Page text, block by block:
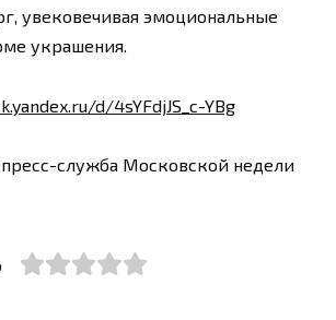
увековечивая эмоциональные
украшения.
d/4sYFdjJS_c-YBg
служба Московской недели